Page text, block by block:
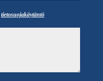
tietosuojakäytäntö